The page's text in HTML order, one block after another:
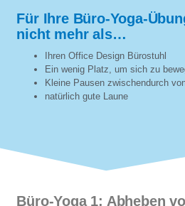
Für Ihre Büro-Yoga-
nicht mehr als…
Ihren Office Design Bürostuhl
Ein wenig Platz, um sich zu
Kleine Pausen zwischendurch
natürlich gute Laune
Büro-Yoga 1: Abheben